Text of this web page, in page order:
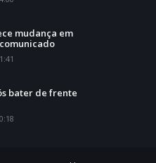
mudança em
bater de frente